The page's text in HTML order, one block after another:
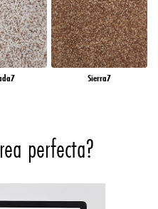
Sierra7
perfecta?